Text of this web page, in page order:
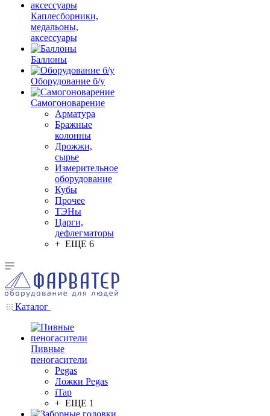
Каплесборники,
медальоны,
аксессуары
Баллоны
Оборудование б/у
Самогоноварение
Арматура
Бражные
колонны
Дрожжи,
сырье
Измерительное
оборудование
Кубы
Прочее
ТЭНы
Царги,
дефлегматоры
+ ЕЩЕ 6
Каталог
Пивные
пеногасители
Pegas
Ложки Pegas
iTap
+ ЕЩЕ 1